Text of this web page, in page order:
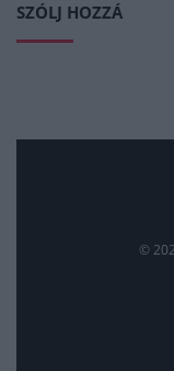
SZÓLJ HOZZÁ
©